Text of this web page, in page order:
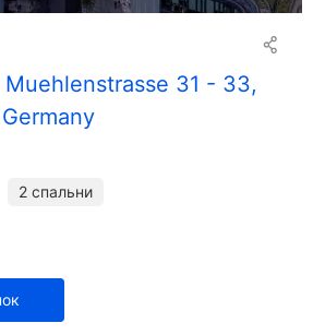
31 - 33,
2 спальни